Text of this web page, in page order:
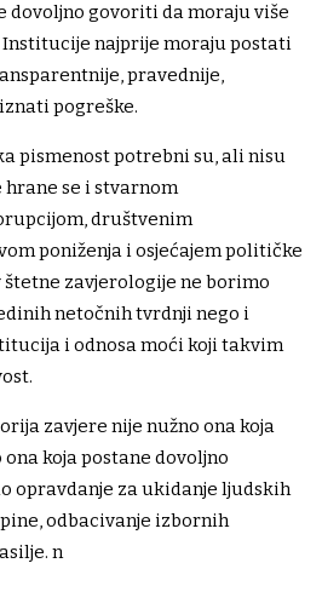
dovoljno govoriti da moraju više
najprije moraju postati
pravednije,
pogreške.
pismenost potrebni su, ali nisu
se i stvarnom
društvenim
poniženja i osjećajem političke
zavjerologije ne borimo
netočnih tvrdnji nego i
i odnosa moći koji takvim
zavjere nije nužno ona koja
koja postane dovoljno
opravdanje za ukidanje ljudskih
odbacivanje izbornih
n